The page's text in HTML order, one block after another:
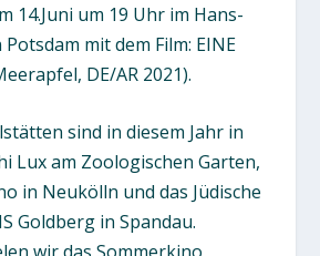
14.Juni um 19 Uhr im Hans-
mit dem Film: EINE
DE/AR 2021).
sind in diesem Jahr in
Lux am Zoologischen Garten,
in Neukölln und das Jüdische
Goldberg in Spandau.